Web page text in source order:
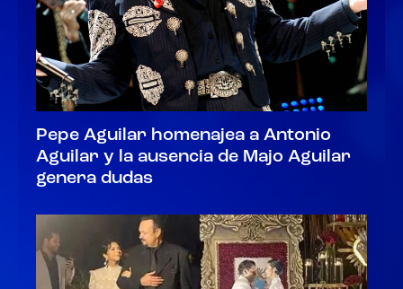
Pepe Aguilar homenajea a Antonio
Aguilar y la ausencia de Majo Aguilar
genera dudas